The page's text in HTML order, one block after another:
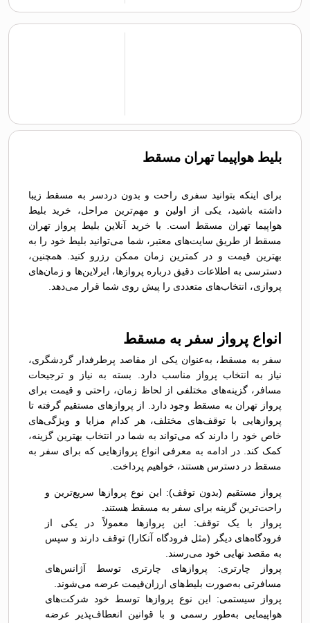
بلیط هواپیما تهران مسقط
برای اینکه بتوانید سفری راحت و بدون دردسر به مسقط زیبا
داشته باشید، یکی از اولین و مهم‌ترین مراحل، خرید بلیط
هواپیما تهران مسقط است. با خرید آنلاین بلیط پرواز تهران
مسقط از طریق سایت‌های معتبر، شما می‌توانید بلیط خود را به
بهترین قیمت و در کمترین زمان ممکن رزرو کنید. همچنین،
دسترسی به اطلاعات دقیق درباره پروازها، ایرلاین‌ها و زمان‌های
پروازی، انتخاب‌های متعددی را پیش روی شما قرار می‌دهد.
انواع پرواز سفر به مسقط
سفر به مسقط، به‌عنوان یکی از مقاصد پرطرفدار گردشگری،
نیاز به انتخاب پرواز مناسب دارد. بسته به نیاز و ترجیحات
مسافر، گزینه‌های مختلفی از لحاظ زمان، راحتی و قیمت برای
پرواز تهران به مسقط وجود دارد. از پروازهای مستقیم گرفته تا
پروازهایی با توقف‌های مختلف، هر کدام مزایا و ویژگی‌های
خاص خود را دارند که می‌تواند به شما در انتخاب بهترین گزینه،
کمک کند. در ادامه به معرفی انواع پروازهایی که برای سفر به
مسقط در دسترس هستند، خواهیم پرداخت.
پرواز مستقیم (بدون توقف): این نوع پروازها سریع‌ترین و
راحت‌ترین گزینه برای سفر به مسقط هستند.
پرواز با یک توقف: این پروازها معمولاً در یکی از
فرودگاه‌های دیگر (مثل فرودگاه آنکارا) توقف دارند و سپس
به مقصد نهایی خود می‌رسند.
پرواز چارتری: پروازهای چارتری توسط آژانس‌های
مسافرتی به‌صورت بلیط‌های ارزان‌قیمت عرضه می‌شوند.
پرواز سیستمی: این نوع پروازها توسط خود شرکت‌های
هواپیمایی به‌طور رسمی و با قوانین انعطاف‌پذیر عرضه